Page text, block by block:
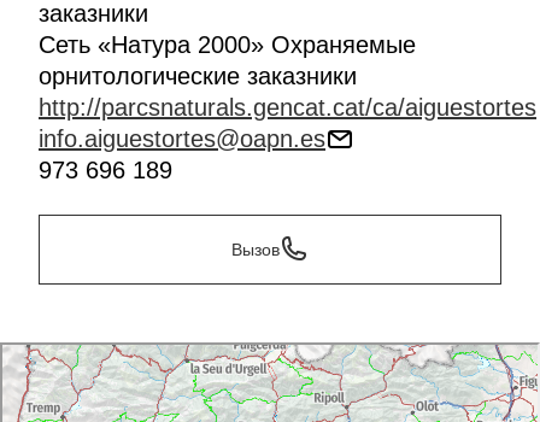
Сирко-де-Коломерс.
Подробную информацию о парке Айгуэстортес
можно получить в Доме Национального парка, в
главном офисе в Эспот или Бои.
Виртуальный визит:
Camí del Llong i Portarró
заказники
Сеть «Натура 2000» Охраняемые
орнитологические заказники
http://parcsnaturals.gencat.cat/ca/aiguestortes
info.aiguestortes@oapn.es
973 696 189
Вызов